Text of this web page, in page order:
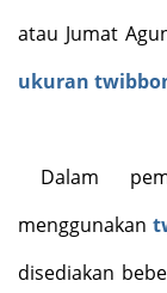
atau Jumat
ukuran
Dalam
menggunakan
disediakan